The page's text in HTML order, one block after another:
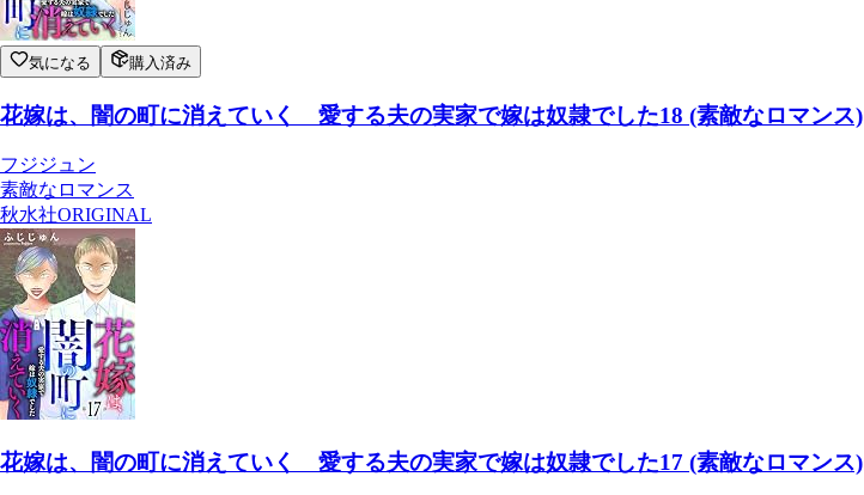
気になる 購入済み
花嫁は、闇の町に消えていく 愛する夫の実家で嫁は奴隷でした18 (素敵なロマンス)
フジジュン
素敵なロマンス
秋水社ORIGINAL
花嫁は、闇の町に消えていく 愛する夫の実家で嫁は奴隷でした17 (素敵なロマンス)